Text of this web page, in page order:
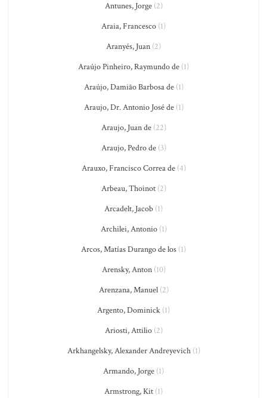
Antunes, Jorge(2)
Araia, Francesco (1)
Aranyés, Juan (2)
Araújo Pinheiro, Raymundo de (1)
Araújo, Damião Barbosa de(1)
Araujo, Dr. Antonio José de(1)
Araujo, Juan de(22)
Araujo, Pedro de(3)
Arauxo, Francisco Correa de(4)
Arbeau, Thoinot(2)
Arcadelt, Jacob (1)
Archilei, Antonio(1)
Arcos, Matías Durango de los (1)
Arensky, Anton(10)
Arenzana, Manuel(2)
Argento, Dominick (1)
Ariosti, Attilio(2)
Arkhangelsky, Alexander Andreyevich(1)
Armando, Jorge (1)
Armstrong, Kit (1)